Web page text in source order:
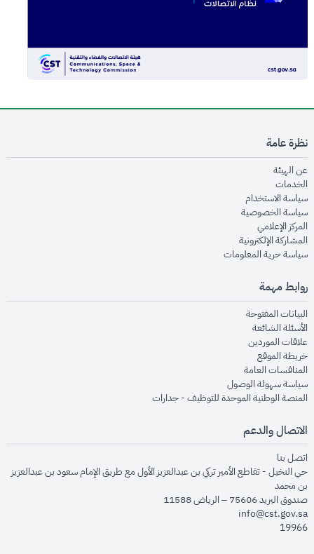
نظرة عامة
عن الهيئةopens in new window
الخدماتopens in new window
سياسة الاستخدام
سياسة الخصوصيةopens in new window
المركز الإعلاميopens in new window
المشاركة الإلكترونيةopens in new window
سياسة حرية المعلوماتopens in new window
روابط مهمة
البيانات المفتوحةopens in new window
الأسئلة الشائعةopens in new window
علاقات الموردينopens in new window
خريطة الموقعopens in new window
المنافسات العامةopens in new window
سياسة سهولة الوصولopens in new window
المنصة الوطنية الموحدة للتوظيف - جداراتopens in new window
الاتصال والدعم
اتصل بنا
حي النخيل - تقاطع الأمير تركي بن عبدالعزيز الأول مع طريق الإمام سعود بن عبدالعزيز
بن محمد
صندوق البريد 75606 – الرياض 11588
info@cst.gov.sa
19966